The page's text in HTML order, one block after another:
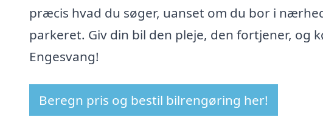
præcis hvad du søger, uanset om du bor i
parkeret. Giv din bil den pleje, den fortjener, og
Engesvang!
Beregn pris og bestil bilrengøring her!